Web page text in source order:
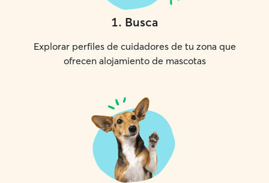
1. Busca
Explorar perfiles de cuidadores de tu zona que
ofrecen alojamiento de mascotas